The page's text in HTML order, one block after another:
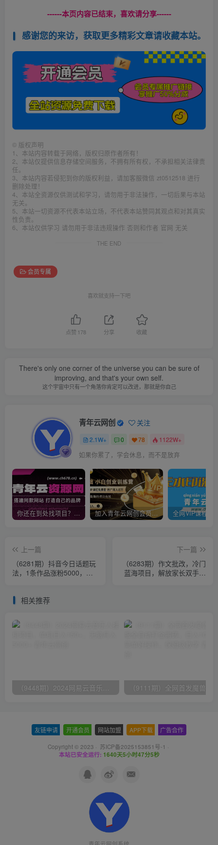
------本页内容已结束，喜欢请分享------
感谢您的来访，获取更多精彩文章请收藏本站。
© 版权声明
1、本站内容转载于网络，版权归原作者所有！
2、本站仅提供信息存储空间服务，不拥有所有权，不承担相关法律责
任。
3、本站内容若侵犯到你的版权利益，请加客服微信 zt0512518 进行
删除处理！
4、本站全资源仅供测试和学习，请勿用于非法操作，一切后果与本站
无关。
5、本站一切资源不代表本站立场，不代表本站赞同其观点和对其真实
性负责。
6、本站仅供学习 请勿用于非法违规操作 否则和作者 官网 无关
THE END
会员专属
喜欢就支持一下吧
点赞 178 分享 收藏
There's only one corner of the universe you can be sure of
improving, and that's your own self.
这个宇宙中只有一个角落你肯定可以改进，那就是你自己
青年云网创 关注
2.1W+ 0 78 1122W+
如果你累了，学会休息，而不是放弃
你还在到处找项目？还在当韭菜？我靠卖项目一个月收入5万+，曾经我也是个失败者。 加入青年云网创会员，全站资源免费学习。加入高级合伙人，推广日入1000+
上一篇
（6281期）抖音今日话题玩
法，1条作品涨粉5000，私
下一篇
（6283期）作文批改，冷门
蓝海项目，解放家长双手，
相关推荐
友链申请 开通会员 网站加盟 APP下载 广告合作
Copyright © 2023 · 苏ICP备2025153851号-1 ·
本站已安全运行: 1640天5小时47分6秒